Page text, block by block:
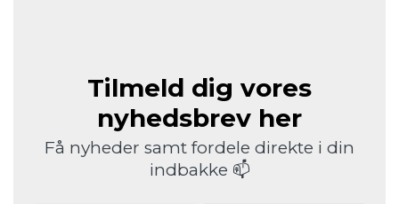
Tilmeld dig vores
nyhedsbrev her
Få nyheder samt fordele direkte i din
indbakke 📫